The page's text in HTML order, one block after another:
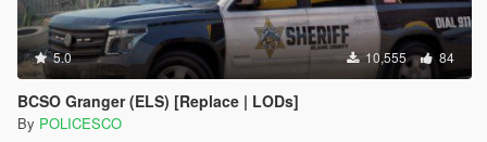
5.0 10,555 84
BCSO Granger (ELS) [Replace | LODs]
By POLICESCO